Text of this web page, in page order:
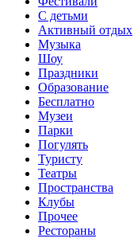
С детьми
Активный отдых
Музыка
Шоу
Праздники
Образование
Бесплатно
Музеи
Парки
Погулять
Туристу
Театры
Пространства
Клубы
Прочее
Рестораны